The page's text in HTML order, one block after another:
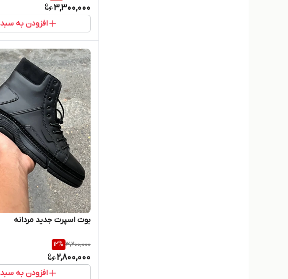
3,300,000
افزودن به سبد
بوت اسپرت جدید مردانه
3,200,000
12%
2,800,000
افزودن به سبد